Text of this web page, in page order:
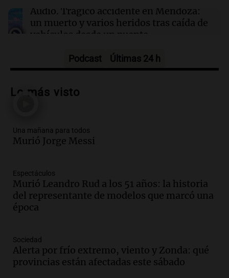
Audio. Trágico accidente en Mendoza:
un muerto y varios heridos tras caída de
vehículos desde un puente
Audio.Tragedia en Mendoza: un muerto
un puente
Audio.Messi llegará esta noche a
Rosario para acompañar a su familia
Una mañana para todos
Episodios
Audio.Ley de Propiedad Privada: el revés
en el Congreso expuso una debilidad
Episodios
Audio. Casabindo se prepara para una
celebración única: 30.000 turistas y el
Podcast Últimas 24 h
Lo más visto
Una mañana para todos
Murió Jorge Messi
Espectáculos
Murió Leandro Rud a los 51 años: la historia
del representante de modelos que marcó una
época
Sociedad
Alerta por frío extremo, viento y Zonda: qué
provincias están afectadas este sábado